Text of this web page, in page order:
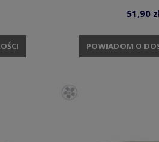
51,90
POWIADOM O